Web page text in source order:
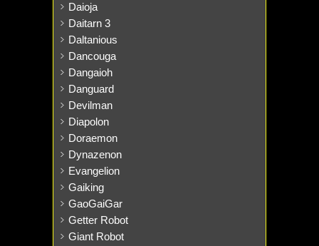
Daioja
Daitarn 3
Daltanious
Dancouga
Dangaioh
Danguard
Devilman
Diapolon
Doraemon
Dynazenon
Evangelion
Gaiking
GaoGaiGar
Getter Robot
Giant Robot